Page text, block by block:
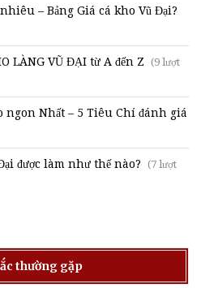
– Bảng Giá cá kho Vũ Đại?
LÀNG VŨ ĐẠI từ A đến Z (9 lượt
ngon Nhất – 5 Tiêu Chí đánh giá
được làm như thế nào? (7 lượt
thường gặp